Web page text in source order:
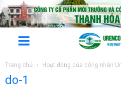
Trang chủ Hoạt động của công nhân
do-1